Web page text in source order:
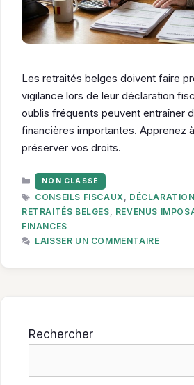
Les retraités belges doivent faire
vigilance lors de leur déclaration
oublis fréquents peuvent entraîner
financières importantes. Apprenez
préserver vos droits.
CATÉGORIES
NON CLASSÉ
ÉTIQUETTES
CONSEILS FISCAUX,
RETRAITÉS BELGES, REVENUS
FINANCES
LAISSER UN COMMENTAIRE
Rechercher